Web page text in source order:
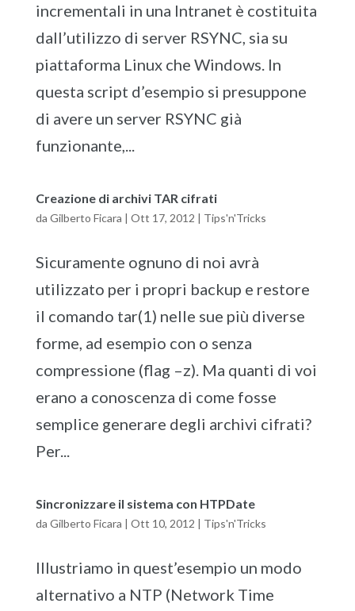
incrementali in una Intranet è costituita
dall’utilizzo di server RSYNC, sia su
piattaforma Linux che Windows. In
questa script d’esempio si presuppone
di avere un server RSYNC già
funzionante,...
Creazione di archivi TAR cifrati
da Gilberto Ficara | Ott 17, 2012 | Tips'n'Tricks
Sicuramente ognuno di noi avrà
utilizzato per i propri backup e restore
il comando tar(1) nelle sue più diverse
forme, ad esempio con o senza
compressione (flag –z). Ma quanti di voi
erano a conoscenza di come fosse
semplice generare degli archivi cifrati?
Per...
Sincronizzare il sistema con HTPDate
da Gilberto Ficara | Ott 10, 2012 | Tips'n'Tricks
Illustriamo in quest’esempio un modo
alternativo a NTP (Network Time